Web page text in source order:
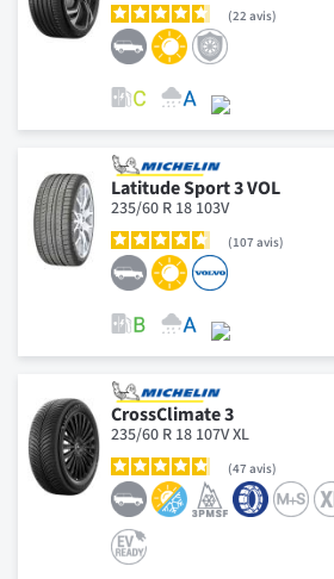
22 avis
Latitude Sport 3 VOL
235/60 R 18 103V
107 avis
CrossClimate 3
235/60 R 18 107V XL
47 avis